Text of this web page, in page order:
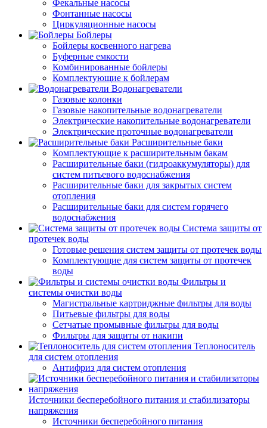
Фекальные насосы
Фонтанные насосы
Циркуляционные насосы
Бойлеры
Бойлеры косвенного нагрева
Буферные емкости
Комбинированные бойлеры
Комплектующие к бойлерам
Водонагреватели
Газовые колонки
Газовые накопительные водонагреватели
Электрические накопительные водонагреватели
Электрические проточные водонагреватели
Расширительные баки
Комплектующие к расширительным бакам
Расширительные баки (гидроаккумуляторы) для
систем питьевого водоснабжения
Расширительные баки для закрытых систем
отопления
Расширительные баки для систем горячего
водоснабжения
Система защиты от
протечек воды
Готовые решения систем защиты от протечек воды
Комплектующие для систем защиты от протечек
воды
Фильтры и
системы очистки воды
Магистральные картриджные фильтры для воды
Питьевые фильтры для воды
Сетчатые промывные фильтры для воды
Фильтры для защиты от накипи
Теплоноситель
для систем отопления
Антифриз для систем отопления
Источники бесперебойного питания и стабилизаторы
напряжения
Источники бесперебойного питания